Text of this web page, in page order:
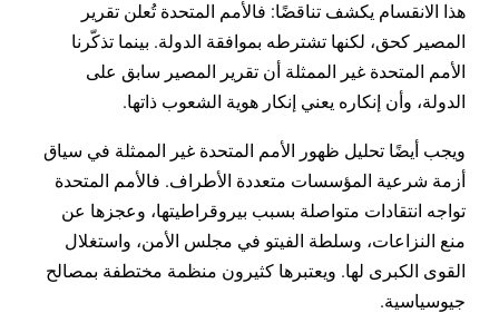
هذا الانقسام يكشف تناقضًا: فالأمم المتحدة تُعلن تقرير
المصير كحق، لكنها تشترطه بموافقة الدولة. بينما تذكّرنا
الأمم المتحدة غير الممثلة أن تقرير المصير سابق على
الدولة، وأن إنكاره يعني إنكار هوية الشعوب ذاتها.
ويجب أيضًا تحليل ظهور الأمم المتحدة غير الممثلة في سياق
أزمة شرعية المؤسسات متعددة الأطراف. فالأمم المتحدة
تواجه انتقادات متواصلة بسبب بيروقراطيتها، وعجزها عن
منع النزاعات، وسلطة الفيتو في مجلس الأمن، واستغلال
القوى الكبرى لها. ويعتبرها كثيرون منظمة مختطفة بمصالح
جيوسياسية.